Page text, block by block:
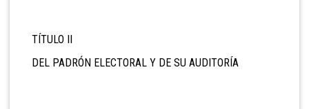
TÍTULO II
DEL PADRÓN ELECTORAL Y DE SU AUDITORÍA